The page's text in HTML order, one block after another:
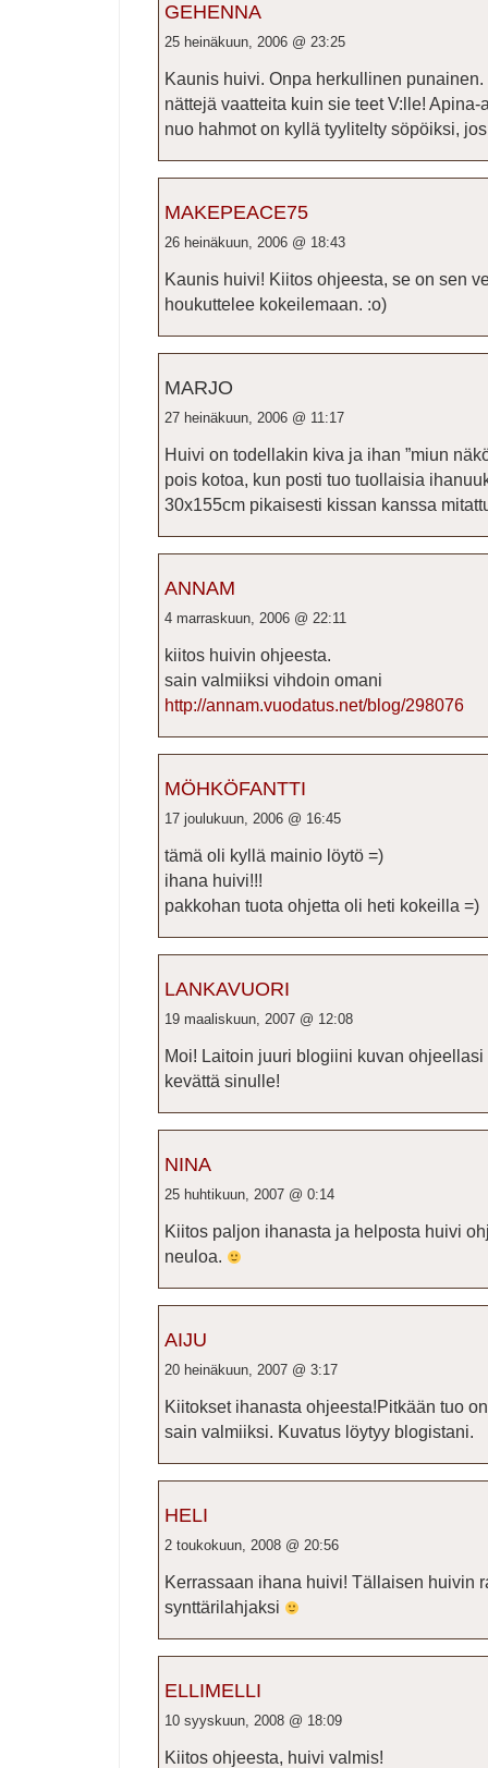
GEHENNA
25 heinäkuun, 2006 @ 23:25
Kaunis huivi. Onpa herkullinen
nättejä vaatteita kuin sie teet V:lle!
nuo hahmot on kyllä tyylitelty söpöiksi,
MAKEPEACE75
26 heinäkuun, 2006 @ 18:43
Kaunis huivi! Kiitos ohjeesta, se on sen
houkuttelee kokeilemaan. :o)
MARJO
27 heinäkuun, 2006 @ 11:17
Huivi on todellakin kiva ja ihan ”miun
pois kotoa, kun posti tuo tuollaisia
30x155cm pikaisesti kissan kanssa
ANNAM
4 marraskuun, 2006 @ 22:11
kiitos huivin ohjeesta.
sain valmiiksi vihdoin omani
http://annam.vuodatus.net/blog/298076
MÖHKÖFANTTI
17 joulukuun, 2006 @ 16:45
tämä oli kyllä mainio löytö =)
ihana huivi!!!
pakkohan tuota ohjetta oli heti kokeilla =)
LANKAVUORI
19 maaliskuun, 2007 @ 12:08
Moi! Laitoin juuri blogiini kuvan
kevättä sinulle!
NINA
25 huhtikuun, 2007 @ 0:14
Kiitos paljon ihanasta ja helposta huivi
neuloa.
AIJU
20 heinäkuun, 2007 @ 3:17
Kiitokset ihanasta ohjeesta!Pitkään tuo
sain valmiiksi. Kuvatus löytyy blogistani.
HELI
2 toukokuun, 2008 @ 20:56
Kerrassaan ihana huivi! Tällaisen huivin
synttärilahjaksi
ELLIMELLI
10 syyskuun, 2008 @ 18:09
Kiitos ohjeesta, huivi valmis!